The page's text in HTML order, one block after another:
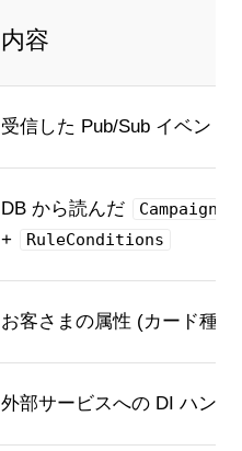
内容
受信した Pub/Sub イベント
DB から読んだ
+ RuleConditions
お客さまの属性 (カード種
外部サービスへの DI ハンド